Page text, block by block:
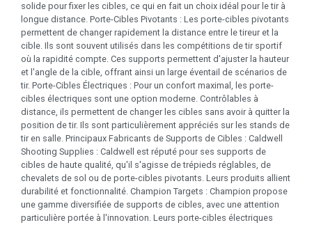
solide pour fixer les cibles, ce qui en fait un choix idéal pour le tir à
longue distance. Porte-Cibles Pivotants : Les porte-cibles pivotants
permettent de changer rapidement la distance entre le tireur et la
cible. Ils sont souvent utilisés dans les compétitions de tir sportif
où la rapidité compte. Ces supports permettent d'ajuster la hauteur
et l'angle de la cible, offrant ainsi un large éventail de scénarios de
tir. Porte-Cibles Électriques : Pour un confort maximal, les porte-
cibles électriques sont une option moderne. Contrôlables à
distance, ils permettent de changer les cibles sans avoir à quitter la
position de tir. Ils sont particulièrement appréciés sur les stands de
tir en salle. Principaux Fabricants de Supports de Cibles : Caldwell
Shooting Supplies : Caldwell est réputé pour ses supports de
cibles de haute qualité, qu'il s'agisse de trépieds réglables, de
chevalets de sol ou de porte-cibles pivotants. Leurs produits allient
durabilité et fonctionnalité. Champion Targets : Champion propose
une gamme diversifiée de supports de cibles, avec une attention
particulière portée à l'innovation. Leurs porte-cibles électriques